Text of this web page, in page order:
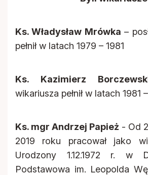
Ks. Władysław Mrówka –
pełnił w latach 1979 – 1981
Ks. Kazimierz
wikariusza pełnił w latach 1981
Ks. mgr Andrzej Papież - Od
2019 roku pracował jako
Urodzony 1.12.1972 r. w
Podstawowa im. Leopolda